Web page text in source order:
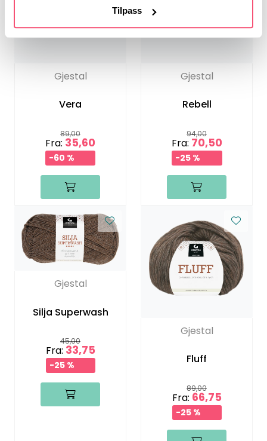
Tilpass
Gjestal
Vera
89,00
Fra: 35,60
-60 %
Gjestal
Rebell
94,00
Fra: 70,50
-25 %
Gjestal
Silja Superwash
45,00
Fra: 33,75
-25 %
Gjestal
Fluff
89,00
Fra: 66,75
-25 %